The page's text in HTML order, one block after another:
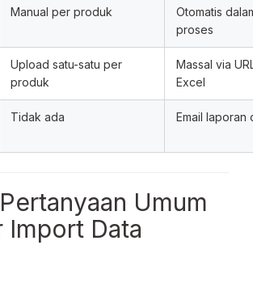
Manual per produk
Otomatis
proses
Upload satu-satu per
produk
Massal via
Excel
Tidak ada Email laporan
Umum
Import Data